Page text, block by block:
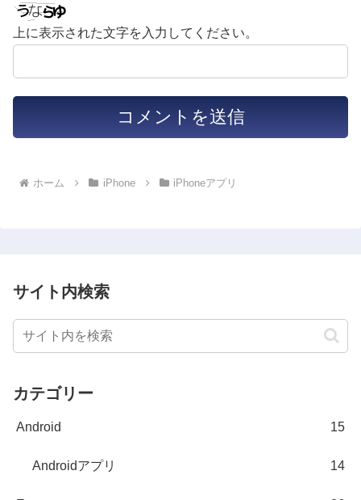
上に表示された文字を入力してください。
ホーム iPhone iPhoneアプリ
サイト内検索
カテゴリー
Android 15
Androidアプリ 14